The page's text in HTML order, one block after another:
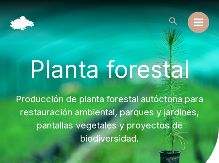
Ir
al
contenido
Buscar
Planta forestal
Producción de planta forestal autóctona para
restauración ambiental, parques y jardines,
pantallas vegetales y proyectos de
biodiversidad.